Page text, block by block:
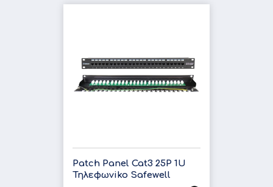
Patch Panel Cat3 25P 1U
Τηλεφωνiko Safewell